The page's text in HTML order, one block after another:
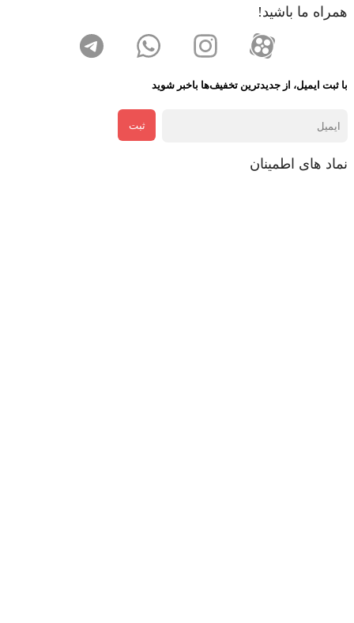
همراه ما باشید!
با ثبت ایمیل، از جدید‌ترین تخفیف‌ها با‌خبر شوید
ثبت
نماد های اطمینان